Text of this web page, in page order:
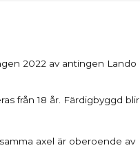
2022 av antingen Lando
från 18 år. Färdigbyggd blir
axel är oberoende av